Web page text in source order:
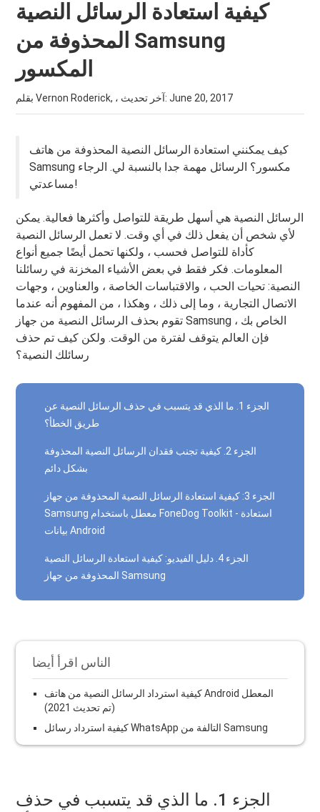
كيفية استعادة الرسائل النصية
المحذوفة من Samsung
المكسور
بقلم Vernon Roderick, ، آخر تحديث:June 20, 2017
كيف يمكنني استعادة الرسائل النصية المحذوفة من هاتف
Samsung مكسور؟ الرسائل مهمة جدا بالنسبة لي. الرجاء
مساعدتي!
الرسائل النصية هي أسهل طريقة للتواصل وأكثرها فعالية. يمكن
لأي شخص أن يفعل ذلك في أي وقت. لا تعمل الرسائل النصية
كأداة للتواصل فحسب ، ولكنها تحمل أيضًا جميع أنواع
المعلومات. فكر فقط في بعض الأشياء المخزنة في رسائلنا
النصية: تحيات الحب ، والاقتباسات الخاصة ، والعناوين ، وجهات
الاتصال التجارية ، وما إلى ذلك ، وهكذا ، من المفهوم أنه عندما
تقوم بحذف الرسائل النصية من جهاز Samsung الخاص بك ،
فإن العالم يتوقف لفترة من الوقت. ولكن كيف تم حذف
رسائلك النصية؟
الجزء 1. ما الذي قد يتسبب في حذف الرسائل النصية عن
طريق الخطأ؟
الجزء 2. كيفية تجنب فقدان الرسائل النصية المحذوفة
بشكل دائم
الجزء 3: كيفية استعادة الرسائل النصية المحذوفة من جهاز
Samsung معطل باستخدام FoneDog Toolkit - استعادة
بيانات Android
الجزء 4. دليل الفيديو: كيفية استعادة الرسائل النصية
المحذوفة من جهاز Samsung
الناس اقرأ أيضا
كيفية استرداد الرسائل النصية من هاتف Android المعطل
(تم تحديث 2021)
كيفية استرداد رسائل WhatsApp التالفة من Samsung
الجزء 1. ما الذي قد يتسبب في حذف